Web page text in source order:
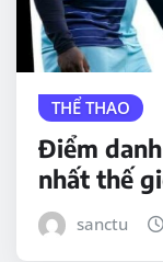
THỂ THAO
Điểm
nhất thế
sanctu